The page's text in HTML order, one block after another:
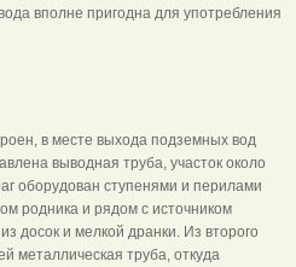
вполне пригодна для употребления
в месте выхода подземных вод
выводная труба, участок около
оборудован ступенями и перилами
родника и рядом с источником
досок и мелкой дранки. Из второго
металлическая труба, откуда